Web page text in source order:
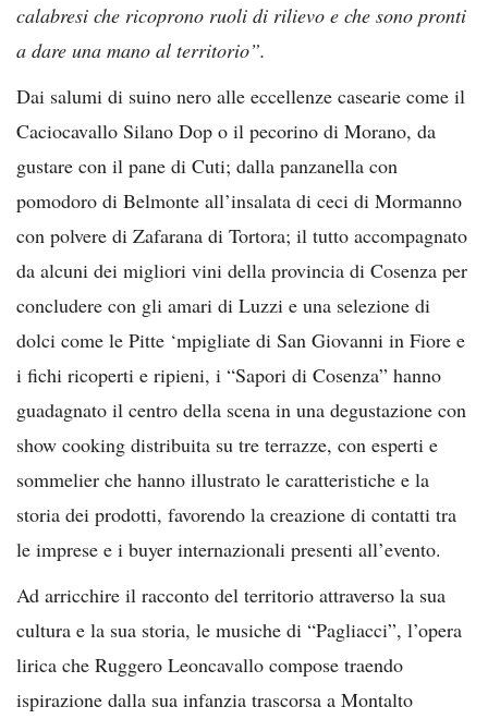
calabresi che ricoprono ruoli di rilievo e che sono pronti
a dare una mano al territorio”.
Dai salumi di suino nero alle eccellenze casearie come il
Caciocavallo Silano Dop o il pecorino di Morano, da
gustare con il pane di Cuti; dalla panzanella con
pomodoro di Belmonte all’insalata di ceci di Mormanno
con polvere di Zafarana di Tortora; il tutto accompagnato
da alcuni dei migliori vini della provincia di Cosenza per
concludere con gli amari di Luzzi e una selezione di
dolci come le Pitte ‘mpigliate di San Giovanni in Fiore e
i fichi ricoperti e ripieni, i “Sapori di Cosenza” hanno
guadagnato il centro della scena in una degustazione con
show cooking distribuita su tre terrazze, con esperti e
sommelier che hanno illustrato le caratteristiche e la
storia dei prodotti, favorendo la creazione di contatti tra
le imprese e i buyer internazionali presenti all’evento.
Ad arricchire il racconto del territorio attraverso la sua
cultura e la sua storia, le musiche di “Pagliacci”, l’opera
lirica che Ruggero Leoncavallo compose traendo
ispirazione dalla sua infanzia trascorsa a Montalto